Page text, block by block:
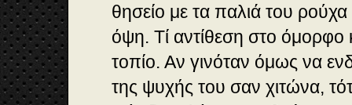
θησείο με τα παλιά του ρούχα
όψη. Τί αντίθεση στο όμορφο
τοπίο. Αν γινόταν όμως να
της ψυχής του σαν χιτώνα,